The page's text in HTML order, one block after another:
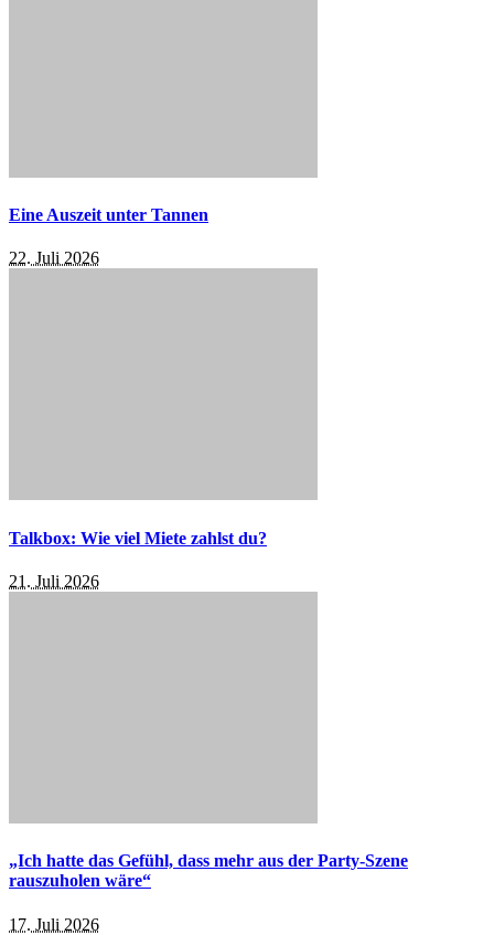
Eine Auszeit unter Tannen
22. Juli 2026
Talkbox: Wie viel Miete zahlst du?
21. Juli 2026
„Ich hatte das Gefühl, dass mehr aus der Party-Szene
rauszuholen wäre“
17. Juli 2026